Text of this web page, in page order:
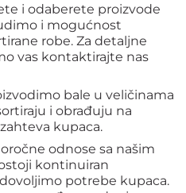
i odaberete proizvode
i mogućnost
robe. Za detaljne
vas kontaktirajte nas
bale u veličinama
i obrađuju na
kupaca.
odnose sa našim
kontinuiran
potrebe kupaca.